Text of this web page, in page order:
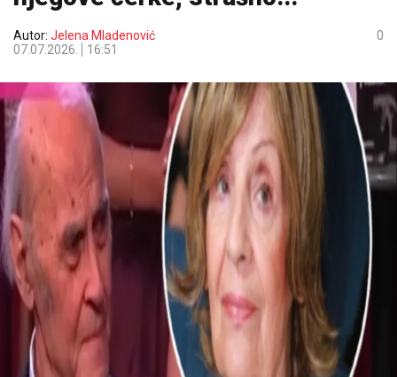
Autor: Jelena Mladenović
07.07.2026.
16:51
0